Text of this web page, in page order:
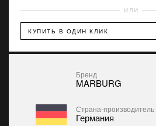
ИЛИ
КУПИТЬ В ОДИН КЛИК
Бренд
MARBURG
Страна-производитель
Германия